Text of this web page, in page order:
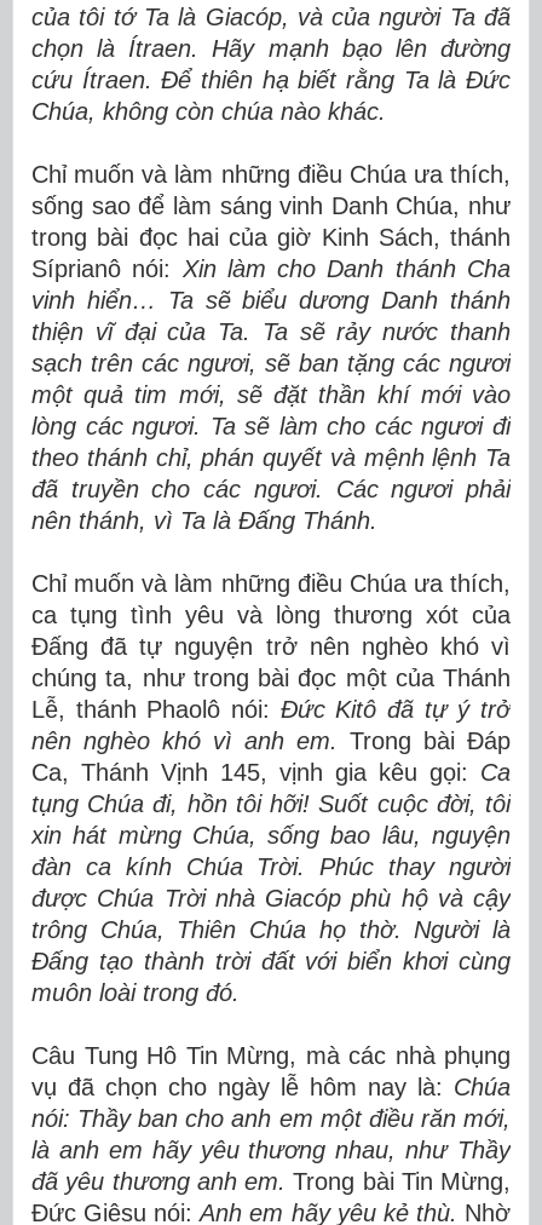
của tôi tớ Ta là Giacóp, và của người Ta đã
chọn là Ítraen.
Hãy mạnh bạo lên đường
cứu Ítraen. Để thiên hạ biết rằng Ta là Đức
Chúa, không còn chúa nào khác.
Chỉ muốn và làm những điều Chúa ưa thích,
sống sao để làm sáng vinh Danh Chúa, như
trong bài đọc hai của giờ Kinh Sách, thánh
Síprianô nói: Xin làm cho Danh thánh Cha
vinh hiển… Ta sẽ biểu dương Danh thánh
thiện vĩ đại của Ta. Ta sẽ rảy nước thanh
sạch trên các ngươi, sẽ ban tặng các ngươi
một quả tim mới, sẽ đặt thần khí mới vào
lòng các ngươi. Ta sẽ làm cho các ngươi đi
theo thánh chỉ, phán quyết và mệnh lệnh Ta
đã truyền cho các ngươi. Các ngươi phải
nên thánh, vì Ta là Đấng Thánh.
Chỉ muốn và làm những điều Chúa ưa thích,
ca tụng tình yêu và lòng thương xót của
Đấng đã tự nguyện trở nên nghèo khó vì
chúng ta, như trong bài đọc một của Thánh
Lễ, thánh Phaolô nói: Đức Kitô đã tự ý trở
nên nghèo khó vì anh em. Trong bài Đáp
Ca, Thánh Vịnh 145, vịnh gia kêu gọi: Ca
tụng Chúa đi, hồn tôi hỡi! Suốt cuộc đời, tôi
xin hát mừng Chúa, sống bao lâu, nguyện
đàn ca kính Chúa Trời. Phúc thay người
được Chúa Trời nhà Giacóp phù hộ và cậy
trông Chúa, Thiên Chúa họ thờ. Người là
Đấng tạo thành trời đất với biển khơi cùng
muôn loài trong đó.
Câu Tung Hô Tin Mừng, mà các nhà phụng
vụ đã chọn cho ngày lễ hôm nay là: Chúa
nói: Thầy ban cho anh em một điều răn mới,
là anh em hãy yêu thương nhau, như Thầy
đã yêu thương anh em.Trong bài Tin Mừng,
Đức Giêsu nói:Anh em hãy yêu kẻ thù. Nhờ